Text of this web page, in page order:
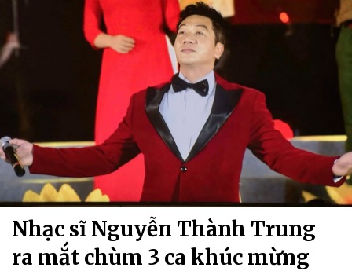
Nhạc sĩ Nguyễn Thành Trung
ra mắt chùm 3 ca khúc mừng